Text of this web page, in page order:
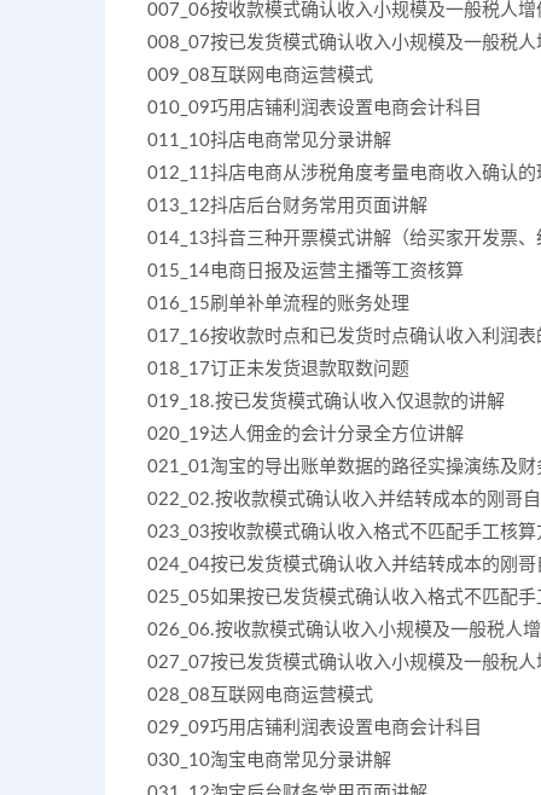
007_06按收款模式确认收入小规模及一般税人增
008_07按已发货模式确认收入小规模及一般税
009_08互联网电商运营模式
010_09巧用店铺利润表设置电商会计科目
011_10抖店电商常见分录讲解
012_11抖店电商从涉税角度考量电商收入确认的
013_12抖店后台财务常用页面讲解
014_13抖音三种开票模式讲解（给买家开发票
015_14电商日报及运营主播等工资核算
016_15刷单补单流程的账务处理
017_16按收款时点和已发货时点确认收入利润表
018_17订正未发货退款取数问题
019_18.按已发货模式确认收入仅退款的讲解
020_19达人佣金的会计分录全方位讲解
021_01淘宝的导出账单数据的路径实操演练及财
022_02.按收款模式确认收入并结转成本的刚哥
023_03按收款模式确认收入格式不匹配手工核算
024_04按已发货模式确认收入并结转成本的刚哥
025_05如果按已发货模式确认收入格式不匹配
026_06.按收款模式确认收入小规模及一般税人
027_07按已发货模式确认收入小规模及一般税
028_08互联网电商运营模式
029_09巧用店铺利润表设置电商会计科目
030_10淘宝电商常见分录讲解